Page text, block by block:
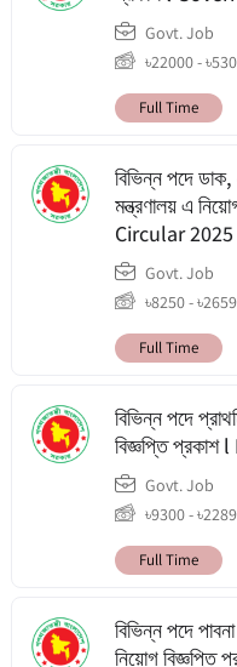
Govt. Job
৳22000-৳
Full Time
বিভিন্ন পদে
মন্ত্রণালয় এ
Circular 2025
Govt. Job
৳8250-৳
Full Time
বিভিন্ন পদে
বিজ্ঞপ্তি
Govt. Job
৳9300-৳
Full Time
বিভিন্ন পদে
নিয়োগ